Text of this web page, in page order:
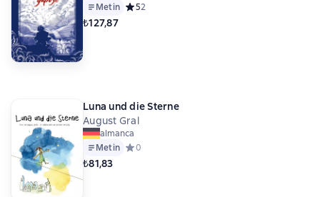
Metin Средний рейтинг 5 на основе 2 оценок
52
₺127,87
Luna und die Sterne
August Gral
almanca
Metin Средний рейтинг 0 на основе 0 оценок
0
₺81,83